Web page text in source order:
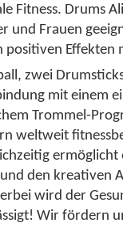
Fitness. Drums
und Frauen
positiven Effekten
zwei
mit einem
Trommel-
weltweit
ermöglicht
den kreativen
wird der
Wir fördern